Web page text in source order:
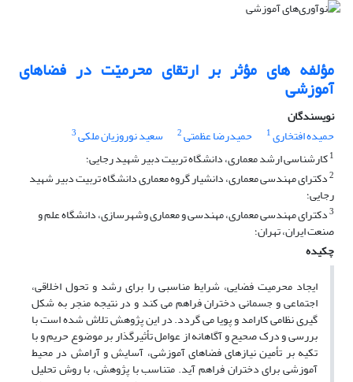
مؤلفه های مؤثر بر ارتقای محرمیّت در فضاهای
آموزشی
نویسندگان
حمیده افتخاری1 حمیدرضا عظمتی2 سعید نوروزیان ملکی3
1کارشناسی ارشد معماری، دانشگاه تربیت دبیر شهید رجایی؛
2دکترای مهندسی معماری، دانشیار گروه معماری دانشگاه تربیت دبیر شهید
رجایی؛
3دکترای مهندسی معماری، مهندسی و معماری وشهرسازی، دانشگاه علم و
صنعت ایران، تهران؛
چکیده
ایجاد محرمیت فضایی، شرایط مناسبی را برای رشد و تحول اخلاقی،
اجتماعی و جسمانی دختران فراهم می کند و در نتیجه منجر به شکل
گیری نظامی کارامد و پویا می گردد. در این پژوهش تلاش شده است با
بررسی و درک صحیح و آگاهانه از عوامل تأثیرگذار بر موضوع حریم و با
تکیه بر تأمین نیازهای فضاهای آموزشی، آسایش و آرامش در محیط
آموزشی برای دختران فراهم آید. متناسب با پژوهش، با روش تحلیل